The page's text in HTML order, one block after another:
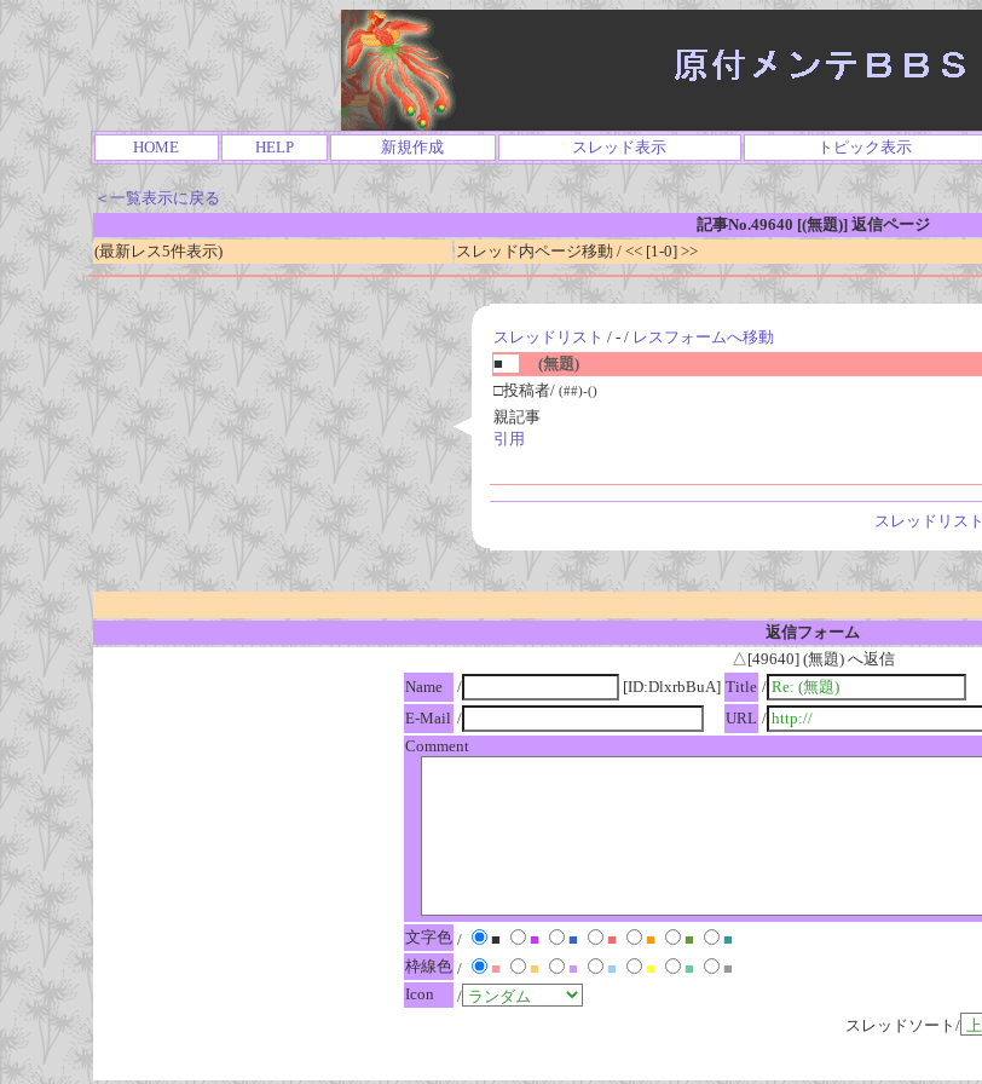
HOME HELP 新規作成 スレッド表示 トピック表示
＜一覧表示に戻る
記事No.49640 [(無題)] 返信ページ
(最新レス5件表示)
スレッド内ページ移動 / << [1-0] >>
スレッドリスト / - / レスフォームへ移動
■
(無題)
□投稿者/ (##)-()
親記事
引用
スレッドリスト
返信フォーム
△[49640] (無題) へ返信
Name
/ [ID:DlxrbBuA] Title /
E-Mail / URL /
Comment
文字色 / ■ ■ ■ ■ ■ ■
■
枠線色 / ■ ■ ■ ■ ■ ■
■
Icon
/
スレッドソート/